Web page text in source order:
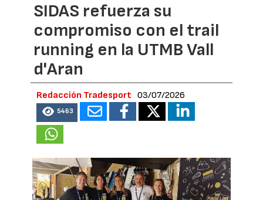
SIDAS refuerza su
compromiso con el trail
running en la UTMB Vall
d'Aran
Redacción Tradesport 03/07/2026
5463